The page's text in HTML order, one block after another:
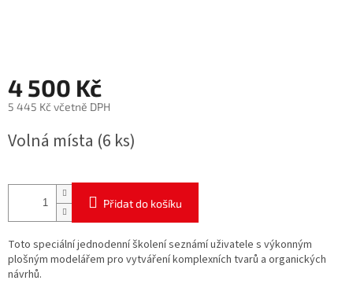
4 500 Kč
5 445 Kč včetně DPH
cena:
Volná místa (6 ks)
Přidat do košíku
Toto speciální jednodenní školení seznámí uživatele s výkonným
plošným modelářem pro vytváření komplexních tvarů a organických
návrhů.